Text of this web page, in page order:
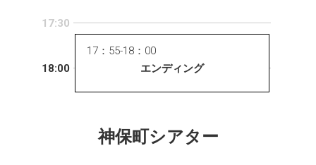
17:30
17：55-18：00
エンディング
18:00
神保町シアター